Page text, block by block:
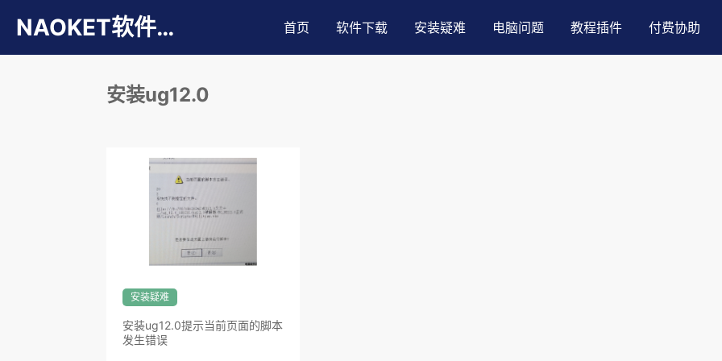
NAOKET软件库 首页 软件下载 安装疑难 电脑问题 教程插件 付费协助
安装ug12.0
安装疑难
安装ug12.0提示当前页面的脚本
发生错误